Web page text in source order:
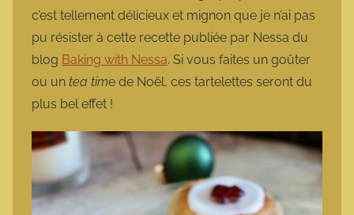
c’est tellement délicieux et mignon que je n’ai pas
pu résister à cette recette publiée par Nessa du
blog Baking with Nessa. Si vous faites un goûter
ou un tea time de Noël, ces tartelettes seront du
plus bel effet !